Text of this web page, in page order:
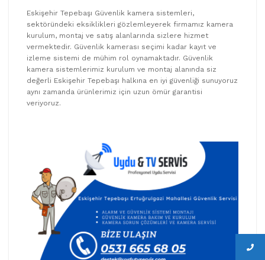
Eskişehir Tepebaşı Güvenlik kamera sistemleri,
sektöründeki eksiklikleri gözlemleyerek firmamız kamera
kurulum, montaj ve satış alanlarında sizlere hizmet
vermektedir. Güvenlik kamerası seçimi kadar kayıt ve
izleme sistemi de mühim rol oynamaktadır. Güvenlik
kamera sistemlerimiz kurulum ve montaj alanında siz
değerli Eskişehir Tepebaşı halkına en iyi güvenliği sunuyoruz
aynı zamanda ürünlerimiz için uzun ömür garantisi
veriyoruz.